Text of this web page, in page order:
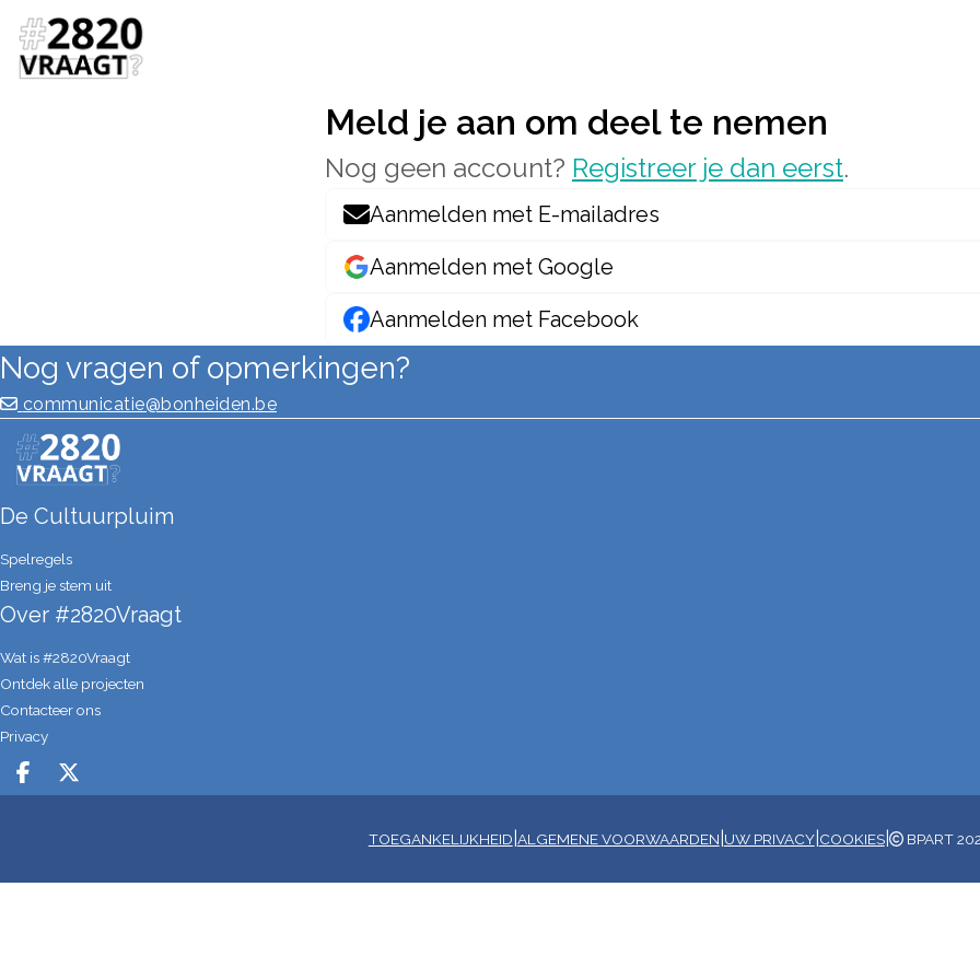
Meld je aan om deel te nemen
Nog geen account? Registreer je dan eerst.
Aanmelden met E-mailadres
Aanmelden met Google
Aanmelden met Facebook
Nog vragen of opmerkingen?
communicatie@bonheiden.be
De Cultuurpluim
Spelregels
Breng je stem uit
Over #2820Vraagt
Wat is #2820Vraagt
Ontdek alle projecten
Contacteer ons
Privacy
Deel op facebook
Deel op X
TOEGANKELIJKHEID ALGEMENE VOORWAARDEN UW PRIVACY| COOKIES| BPART